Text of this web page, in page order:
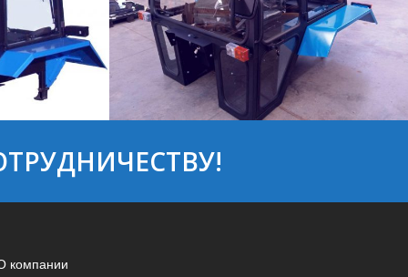
6700010У Кабина трактора МТЗ-80/82
компании